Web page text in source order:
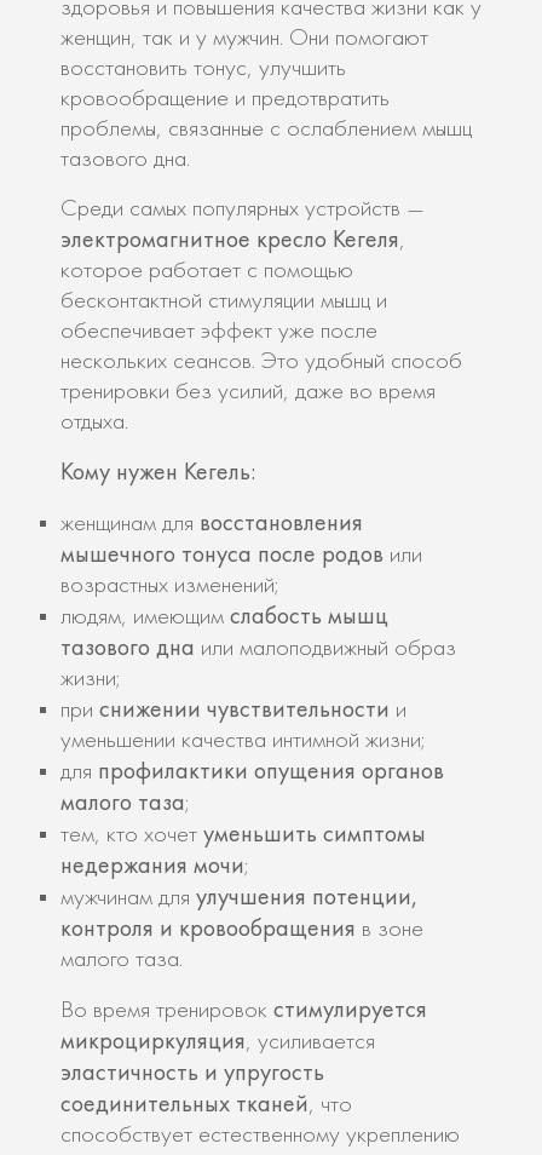
здоровья и повышения качества жизни как у
женщин, так и у мужчин. Они помогают
восстановить тонус, улучшить
кровообращение и предотвратить
проблемы, связанные с ослаблением мышц
тазового дна.
Среди самых популярных устройств —
электромагнитное кресло Кегеля,
которое работает с помощью
бесконтактной стимуляции мышц и
обеспечивает эффект уже после
нескольких сеансов. Это удобный способ
тренировки без усилий, даже во время
отдыха.
Кому нужен Кегель:
женщинам для восстановления
мышечного тонуса после родов или
возрастных изменений;
людям, имеющим слабость мышц
тазового дна или малоподвижный образ
жизни;
при снижении чувствительности и
уменьшении качества интимной жизни;
для профилактики опущения органов
малого таза;
тем, кто хочет уменьшить симптомы
недержания мочи;
мужчинам для улучшения потенции,
контроля и кровообращения в зоне
малого таза.
Во время тренировок стимулируется
микроциркуляция, усиливается
эластичность и упругость
соединительных тканей, что
способствует естественному укреплению